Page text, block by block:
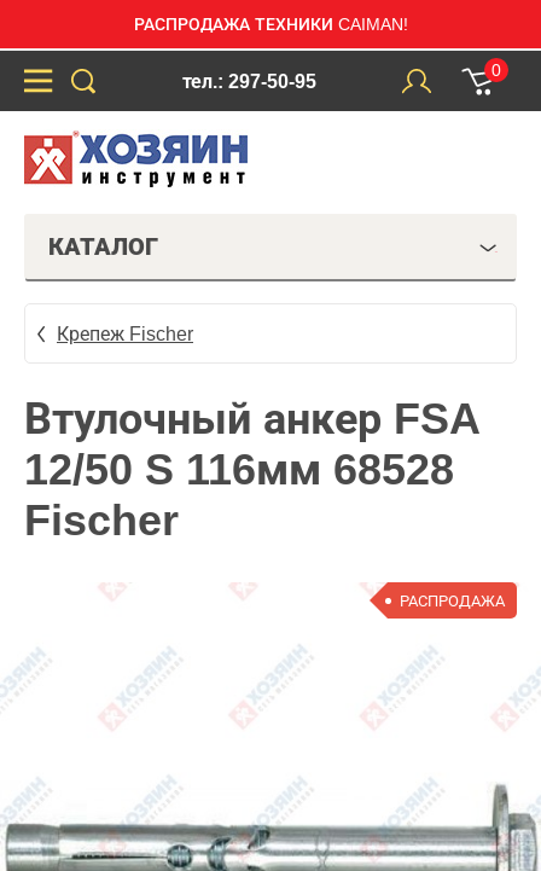
РАСПРОДАЖА ТЕХНИКИ CAIMAN!
тел.: 297-50-95
0
КАТАЛОГ
Крепеж Fischer
Втулочный анкер FSA
12/50 S 116мм 68528
Fischer
РАСПРОДАЖА